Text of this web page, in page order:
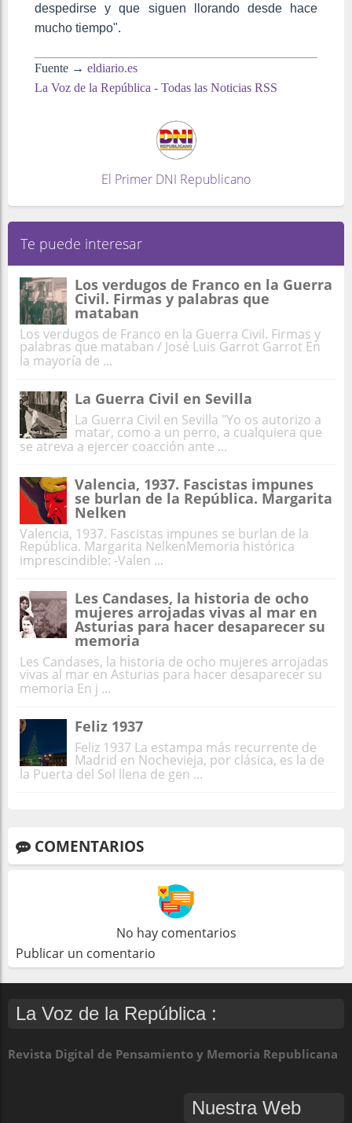
despedirse y que siguen llorando desde hace
mucho tiempo".
Fuente → eldiario.es
La Voz de la República - Todas las Noticias RSS
El Primer DNI Republicano
Te puede interesar
Los verdugos de Franco en la Guerra
Civil. Firmas y palabras que
mataban
Los verdugos de Franco en la Guerra Civil. Firmas y
palabras que mataban / José Luis Garrot Garrot En
la mayoría de ...
La Guerra Civil en Sevilla
La Guerra Civil en Sevilla "Yo os autorizo a
matar, como a un perro, a cualquiera que
se atreva a ejercer coacción ante ...
Valencia, 1937. Fascistas impunes
se burlan de la República. Margarita
Nelken
Valencia, 1937. Fascistas impunes se burlan de la
República. Margarita NelkenMemoria histórica
imprescindible: -Valen ...
Les Candases, la historia de ocho
mujeres arrojadas vivas al mar en
Asturias para hacer desaparecer su
memoria
Les Candases, la historia de ocho mujeres arrojadas
vivas al mar en Asturias para hacer desaparecer su
memoria En j ...
Feliz 1937
Feliz 1937 La estampa más recurrente de
Madrid en Nochevieja, por clásica, es la de
la Puerta del Sol llena de gen ...
COMENTARIOS
No hay comentarios
Publicar un comentario
La Voz de la República :
Revista Digital de Pensamiento y Memoria Republicana
Nuestra Web